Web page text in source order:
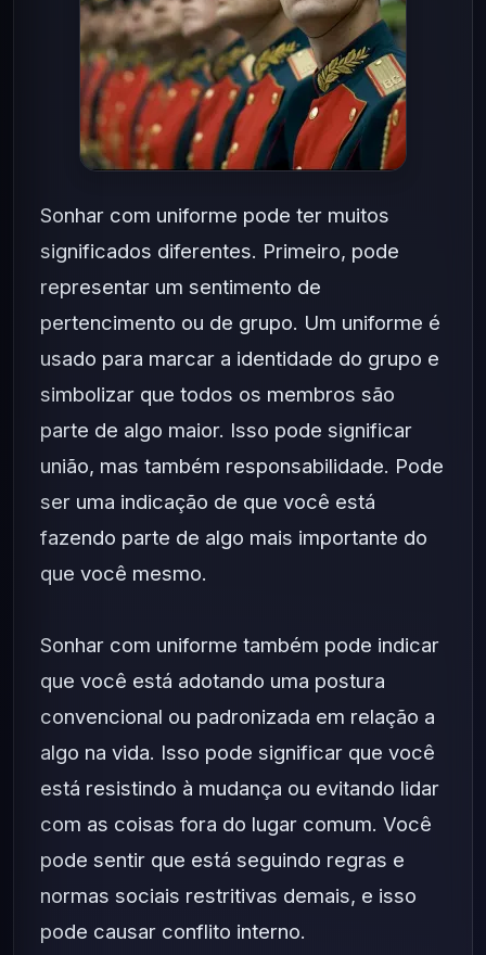
Sonhar com uniforme pode ter muitos
significados diferentes. Primeiro, pode
representar um sentimento de
pertencimento ou de grupo. Um uniforme é
usado para marcar a identidade do grupo e
simbolizar que todos os membros são
parte de algo maior. Isso pode significar
união, mas também responsabilidade. Pode
ser uma indicação de que você está
fazendo parte de algo mais importante do
que você mesmo.
Sonhar com uniforme também pode indicar
que você está adotando uma postura
convencional ou padronizada em relação a
algo na vida. Isso pode significar que você
está resistindo à mudança ou evitando lidar
com as coisas fora do lugar comum. Você
pode sentir que está seguindo regras e
normas sociais restritivas demais, e isso
pode causar conflito interno.